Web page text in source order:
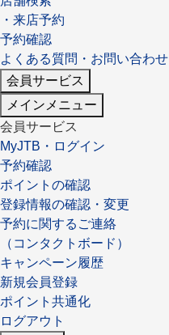
・来店予約
予約確認
よくある質問・お問い合わせ
会員サービス
メインメニュー
会員サービス
MyJTB・ログイン
予約確認
ポイントの確認
登録情報の確認・変更
予約に関するご連絡
（コンタクトボード）
キャンペーン履歴
新規会員登録
ポイント共通化
ログアウト
キーワード
出発地とエリア
出発月
1月
6月
キーワード
出発地とエリア
出発月
冬の国内旅行
9月